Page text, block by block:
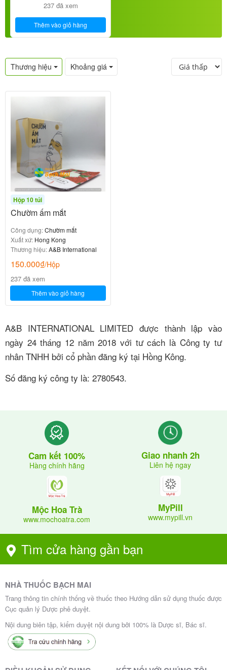
237 đã xem
Thêm vào giỏ hàng
Thương hiệu Khoảng giá
Hộp 10 túi
Chườm ấm mắt
Công dụng:Chườm mắt
Xuất xứ: Hong Kong
Thương hiệu:A&B International
150.000₫/Hộp
237 đã xem
Thêm vào giỏ hàng
A&B INTERNATIONAL LIMITED được thành lập vào
ngày 24 tháng 12 năm 2018 với tư cách là Công ty tư
nhân TNHH bởi cổ phần đăng ký tại Hồng Kông.
Số đăng ký công ty là: 2780543.
Cam kết 100%
Hàng chính hãng
Giao nhanh 2h
Liên hệ ngay
Mộc Hoa Trà
www.mochoatra.com
MyPill
www.mypill.vn
Tìm cửa hàng gần bạn
NHÀ THUỐC BẠCH MAI
Trang thông tin chính thống về thuốc theo Hướng dẫn sử dụng thuốc được
Cục quản lý Dược phê duyệt.
Nội dung biên tập, kiểm duyệt nội dung bởi 100% là Dược sĩ, Bác sĩ.